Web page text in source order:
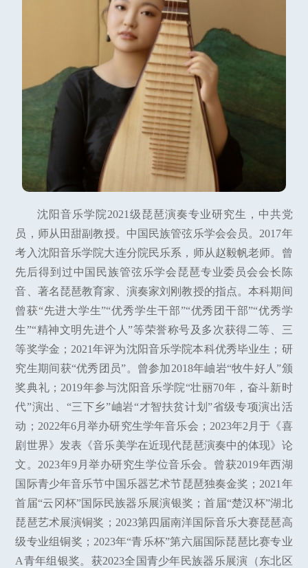
沈阳音乐学院2021级琵琶演奏专业研究生，中共党
员，师从田甜副教授。中国民族管弦乐学会会员。2017年
考入沈阳音乐学院大连分院民乐系，师从赵毅帆老师。曾
先后得到过中国民族管弦乐学会琵琶专业委员会会长陈
音、著名琵琶教育家、演奏家刘刚教授的指点。本科期间
曾获“先进大学生”“优秀学生干部”“优秀团干部”“优秀学
生”“精神文明先进个人”等荣誉称号及多次获得二等、三
等奖学金；2021年评为沈阳音乐学院本科优秀毕业生；研
究生期间获“优秀团员”。曾参加2018年岫岩“牧牛好人”颁
奖典礼；2019年参与沈阳音乐学院“壮丽70年，奋斗新时
代”演出、“三下乡”岫岩“才智扶贫计划”省级专项演出活
动；2022年6月举办研究生学年音乐会；2023年2月于《喜
剧世界》发表《音乐美学在近现代琵琶演奏中的体现》论
文。2023年9月举办研究生学位音乐会。曾获2019年西湖
国际青少年音乐节中国乐器艺术节琵琶独奏金奖；2021年
首届“云冈杯”国际民族器乐展演银奖；首届“楚汉杯”湖北
琵琶艺术展演铜奖；2023第四届南洋国际音乐大赛琵琶高
级专业组铜奖；2023年“青乐杯”第六届国际琵琶比赛专业
A青年组银奖。获2023全国青少年民族器乐展演（东北区